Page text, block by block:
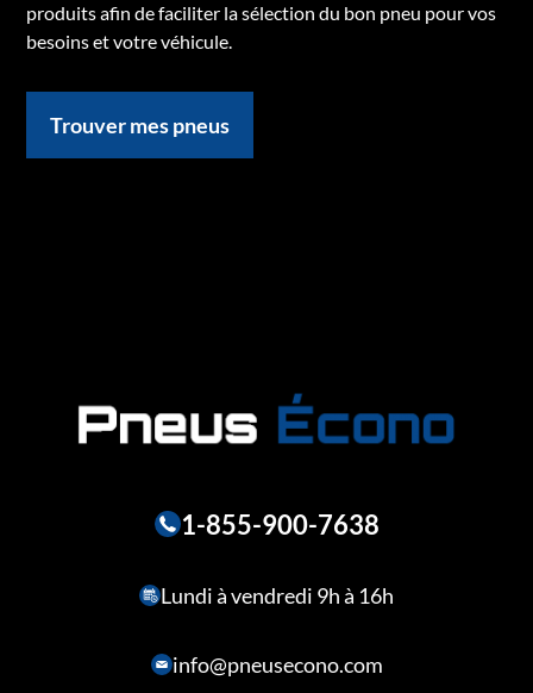
produits afin de faciliter la sélection du bon pneu pour vos
besoins et votre véhicule.
Trouver mes pneus
1-855-900-7638
Lundi à vendredi 9h à 16h
info@pneusecono.com